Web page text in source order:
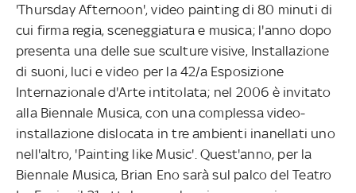
'Thursday Afternoon', video painting di 80 minuti di
cui firma regia, sceneggiatura e musica; l'anno dopo
presenta una delle sue sculture visive, Installazione
di suoni, luci e video per la 42/a Esposizione
Internazionale d'Arte intitolata; nel 2006 è invitato
alla Biennale Musica, con una complessa video-
installazione dislocata in tre ambienti inanellati uno
nell'altro, 'Painting like Music'. Quest'anno, per la
Biennale Musica, Brian Eno sarà sul palco del Teatro